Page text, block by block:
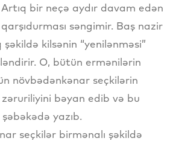
bir neçə aydır davam edən
səngimir. Baş nazir
şəkildə kilsənin “yenilənməsi”
O, bütün ermənilərin
növbədənkənar seçkilərin
bəyan edib və bu
yazıb.
seçkilər birmənalı şəkildə